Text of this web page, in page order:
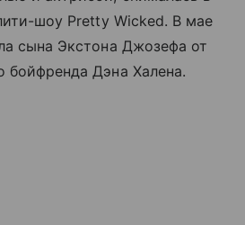
шоу Pretty Wicked. В мае
сына Экстона Джозефа от
бойфренда Дэна Халена.